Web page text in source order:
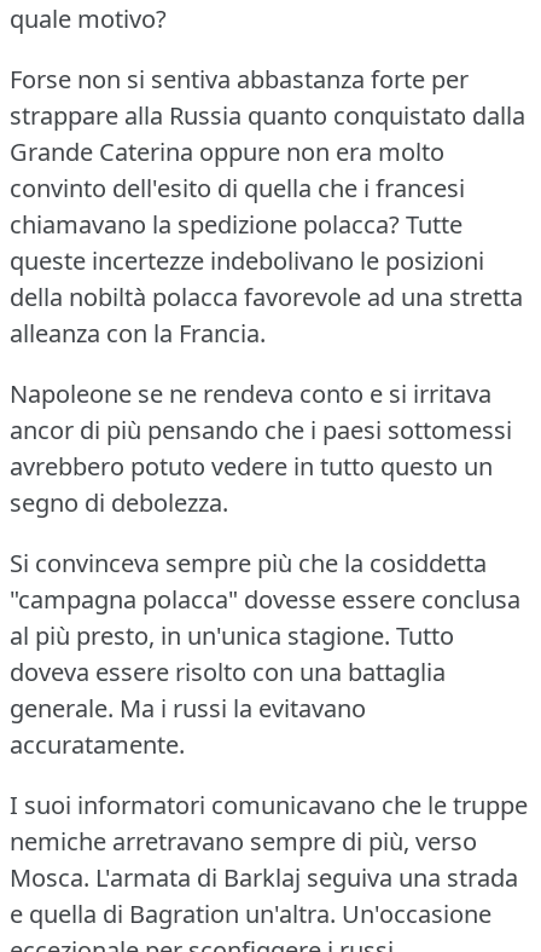
quale motivo?
Forse non si sentiva abbastanza forte per
strappare alla Russia quanto conquistato dalla
Grande Caterina oppure non era molto
convinto dell'esito di quella che i francesi
chiamavano la spedizione polacca?Tutte
queste incertezze indebolivano le posizioni
della nobiltà polacca favorevole ad una stretta
alleanza con la Francia.
Napoleone se ne rendeva conto e si irritava
ancor di più pensando che i paesi sottomessi
avrebbero potuto vedere in tutto questo un
segno di debolezza.
Si convinceva sempre più che la cosiddetta
"campagna polacca" dovesse essere conclusa
al più presto, in un'unica stagione. Tutto
doveva essere risolto con una battaglia
generale. Ma i russi la evitavano
accuratamente.
I suoi informatori comunicavano che le truppe
nemiche arretravano sempre di più, verso
Mosca. L'armata di Barklaj seguiva una strada
e quella di Bagration un'altra. Un'occasione